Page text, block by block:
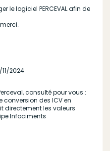
le logiciel PERCEVAL afin de
2024
consulté pour vous :
conversion des ICV en
directement les valeurs
Infociments